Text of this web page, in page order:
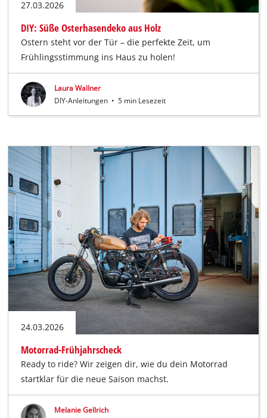
27.03.2026
DIY: Süße Osterhasendeko aus Holz
Ostern steht vor der Tür – die perfekte Zeit, um
Frühlingsstimmung ins Haus zu holen!
Laura Wallner
DIY-Anleitungen • 5 min Lesezeit
24.03.2026
Motorrad-Frühjahrscheck
Ready to ride? Wir zeigen dir, wie du dein Motorrad
startklar für die neue Saison machst.
Melanie Gellrich